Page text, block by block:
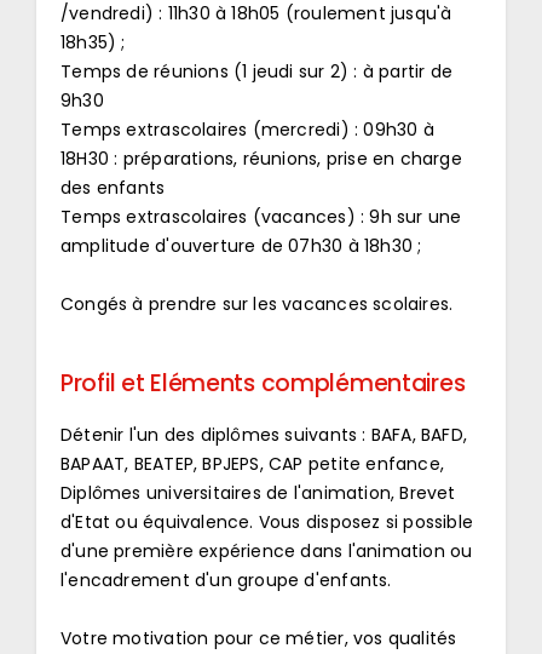
/vendredi) : 11h30 à 18h05 (roulement jusqu'à
18h35) ;
Temps de réunions (1 jeudi sur 2) : à partir de
9h30
Temps extrascolaires (mercredi) : 09h30 à
18H30 : préparations, réunions, prise en charge
des enfants
Temps extrascolaires (vacances) : 9h sur une
amplitude d'ouverture de 07h30 à 18h30 ;
Congés à prendre sur les vacances scolaires.
Profil et Eléments complémentaires
Détenir l'un des diplômes suivants : BAFA, BAFD,
BAPAAT, BEATEP, BPJEPS, CAP petite enfance,
Diplômes universitaires de l'animation, Brevet
d'Etat ou équivalence. Vous disposez si possible
d'une première expérience dans l'animation ou
l'encadrement d'un groupe d'enfants.
Votre motivation pour ce métier, vos qualités